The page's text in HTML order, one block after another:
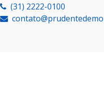
(31) 2222-0100